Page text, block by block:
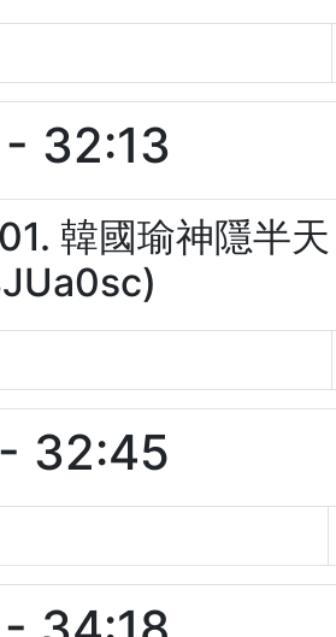
32:13
韓國瑜神隱半
32:45